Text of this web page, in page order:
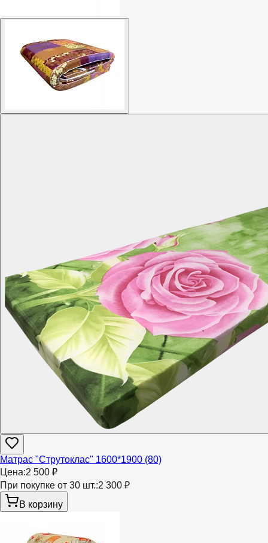
Матрас "Струтоклас" 1600*1900 (80)
Цена:2 500 ₽
При покупке от 30 шт.:2 300 ₽
В корзину